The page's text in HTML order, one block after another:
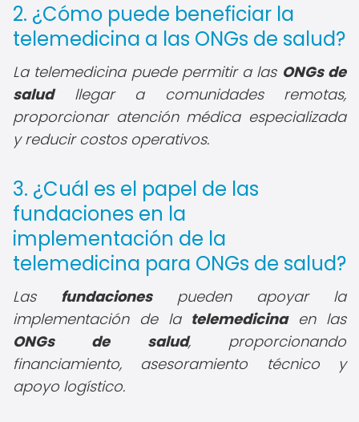
2. ¿Cómo puede beneficiar la
telemedicina a las ONGs de salud?
La telemedicina puede permitir a las ONGs de
saludllegar a comunidades remotas,
proporcionar atención médica especializada
y reducir costos operativos.
3. ¿Cuál es el papel de las
fundaciones en la
implementación de la
telemedicina para ONGs de salud?
Las fundacionespueden apoyar la
implementación de la telemedicinaen las
ONGs de salud, proporcionando
financiamiento, asesoramiento técnico y
apoyo logístico.